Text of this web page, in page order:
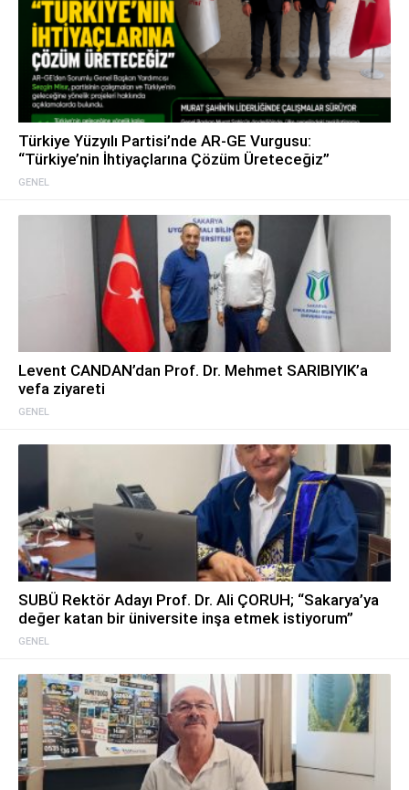
GENEL
Türkiye Yüzyılı Partisi’nde AR-GE Vurgusu:
“Türkiye’nin İhtiyaçlarına Çözüm Üreteceğiz”
GENEL
Levent CANDAN’dan Prof. Dr. Mehmet SARIBIYIK’a
vefa ziyareti
GENEL
SUBÜ Rektör Adayı Prof. Dr. Ali ÇORUH; “Sakarya’ya
değer katan bir üniversite inşa etmek istiyorum”